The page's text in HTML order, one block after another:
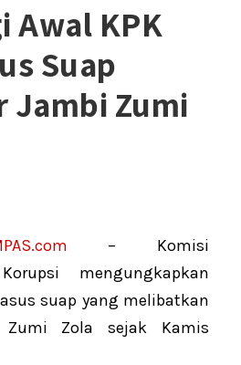
Awal KPK
Suap
Jambi Zumi
– Komisi
mengungkapkan
suap yang melibatkan
Zumi Zola sejak Kamis